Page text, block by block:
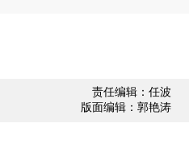
责任编辑：任波
版面编辑：郭艳涛